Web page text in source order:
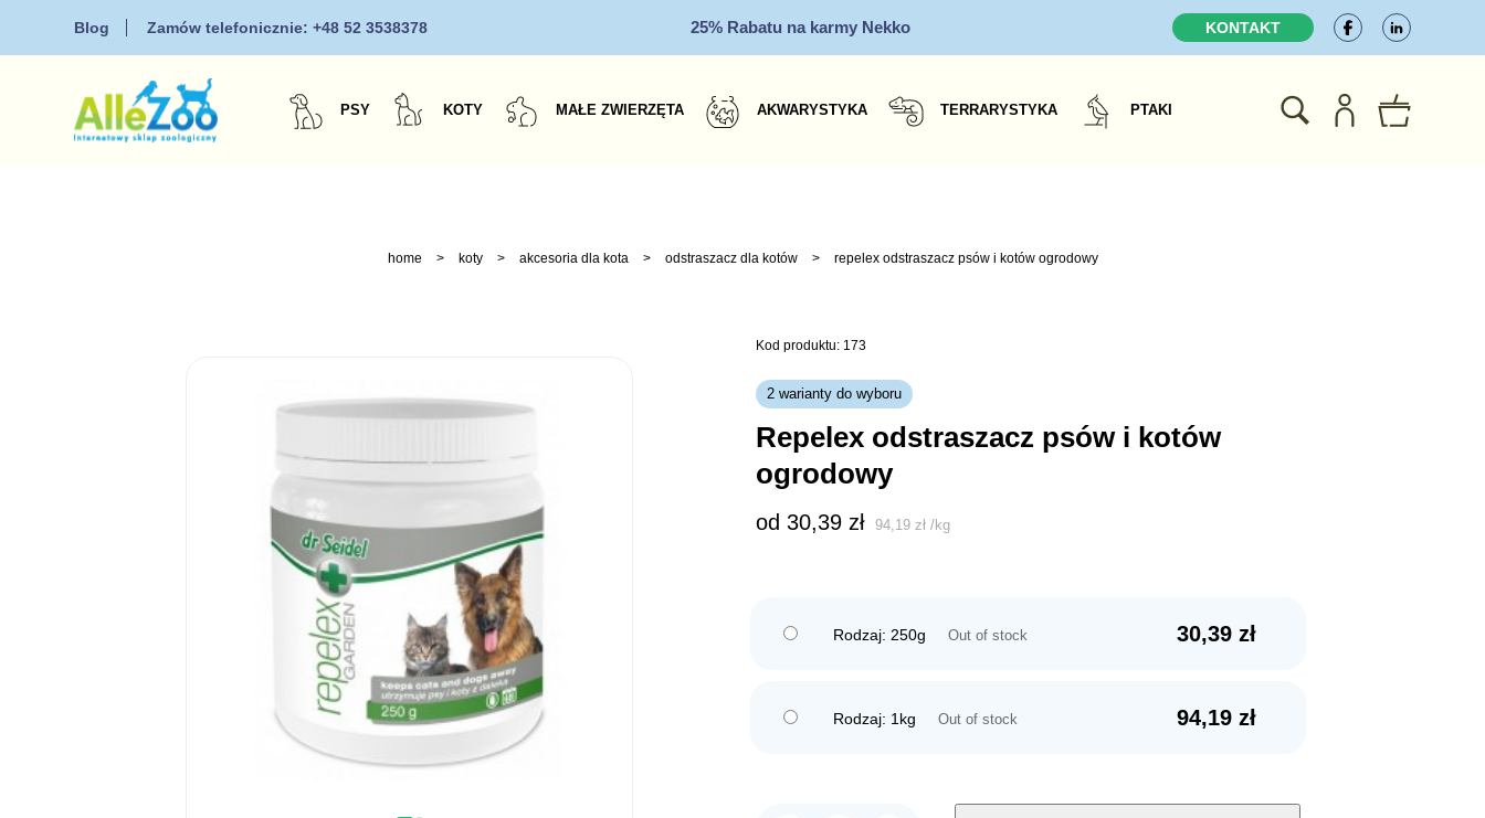
Blog Zamów telefonicznie:+48 52 3538378 25% Rabatu na karmy Nekko KONTAKT
PSY KOTY MAŁE ZWIERZĘTA AKWARYSTYKA TERRARYSTYKA PTAKI
home > koty > akcesoria dla kota > odstraszacz dla kotów > repelex odstraszacz psów i kotów ogrodowy
Kod produktu: 173
2 warianty do wyboru
repelex odstraszacz psów i kotów
ogrodowy
od 30,39 zł 94,19 zł /kg
Rodzaj: 250g 30,39 zł
Out of stock
Rodzaj: 1kg 94,19 zł
Out of stock